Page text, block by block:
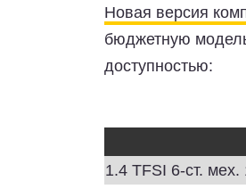
Новая версия
бюджетную
доступностью:
1.4 TFSI 6-ст. мех.